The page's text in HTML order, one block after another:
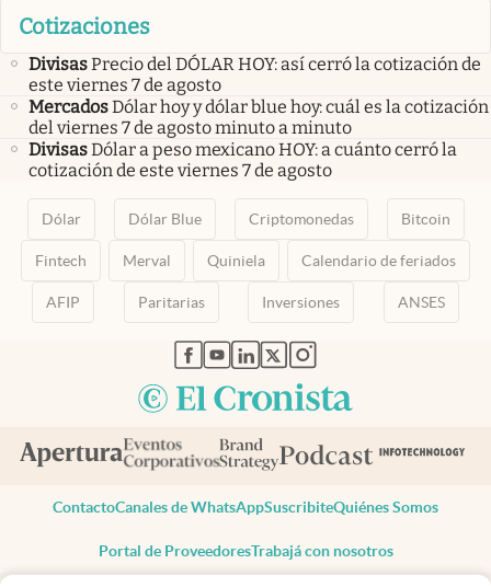
Cotizaciones
DivisasPrecio del DÓLAR HOY: así cerró la cotización de
este viernes 7 de agosto
MercadosDólar hoy y dólar blue hoy: cuál es la cotización
del viernes 7 de agosto minuto a minuto
DivisasDólar a peso mexicano HOY: a cuánto cerró la
cotización de este viernes 7 de agosto
Dólar Dólar Blue Criptomonedas Bitcoin
Fintech Merval Quiniela Calendario de feriados
AFIP Paritarias Inversiones ANSES
abre en nueva pestaña
abre en nueva pestaña
abre en nueva pestaña
abre en nueva pestaña
abre en nueva pestaña
ContactoCanales de WhatsAppSuscribiteQuiénes Somos
Portal de ProveedoresTrabajá con nosotros